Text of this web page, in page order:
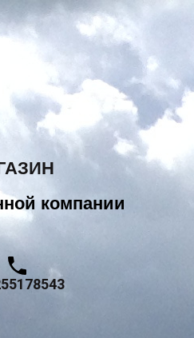
компании